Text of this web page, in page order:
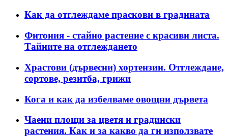
Как да отглеждаме праскови в градината
Фитония - стайно растение с красиви листа.
Тайните на отглеждането
Храстови (дървесни) хортензии. Отглеждане,
сортове, резитба, грижи
Кога и как да избелваме овощни дървета
Чаени площи за цветя и градински
растения. Как и за какво да ги използвате